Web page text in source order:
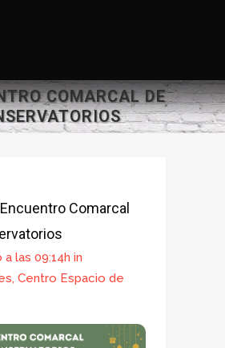
COMARCAL DE
Comarcal
las 09:14h in
, Centro Espacio de